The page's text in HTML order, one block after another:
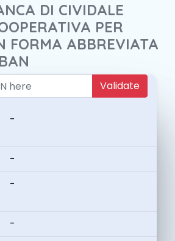
DI CIVIDALE
PER
FORMA ABBREVIATA
Validate
-
-
-
-